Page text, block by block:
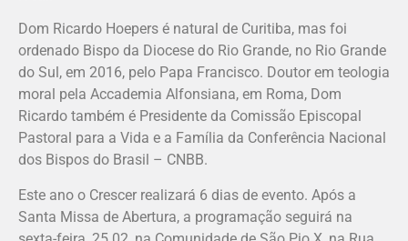
Dom Ricardo Hoepers é natural de Curitiba, mas foi
ordenado Bispo da Diocese do Rio Grande, no Rio Grande
do Sul, em 2016, pelo Papa Francisco. Doutor em teologia
moral pela Accademia Alfonsiana, em Roma, Dom
Ricardo também é Presidente da Comissão Episcopal
Pastoral para a Vida e a Família da Conferência Nacional
dos Bispos do Brasil – CNBB.
Este ano o Crescer realizará 6 dias de evento. Após a
Santa Missa de Abertura, a programação seguirá na